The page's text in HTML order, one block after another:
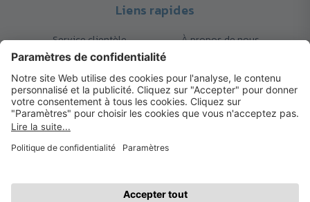
Liens rapides
Service clientèle
À propos de nous
Retours
Contact
FAQ
Garanties
Mode de paiement
Magazine
Mentions légales
© 2026 Cadeaux d’Affaires ADLER
| Politique de Confidentialité